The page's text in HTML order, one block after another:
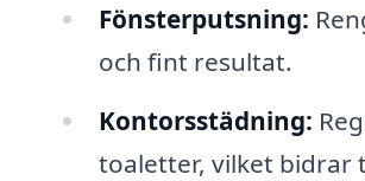
Fönsterputsning:
och fint resultat.
Kontorsstädning:
toaletter, vilket bidrar